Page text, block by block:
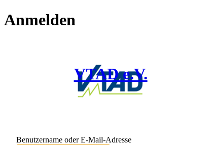
Anmelden
VTAD e.V.
Benutzername oder E-Mail-Adresse